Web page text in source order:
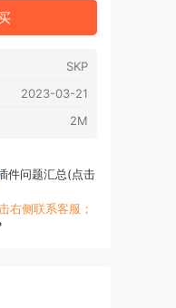
SKP
2023-03-21
2M
件问题汇总(点击
右侧联系客服；